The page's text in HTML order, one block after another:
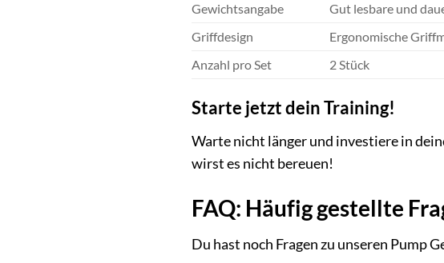
Gewichtsangabe
Gut lesbare und
Griffdesign
Ergonomische
Anzahl pro Set
2 Stück
Starte jetzt dein Training!
Warte nicht länger und investiere in
wirst es nicht bereuen!
FAQ: Häufig gestellte
Du hast noch Fragen zu unseren Pump